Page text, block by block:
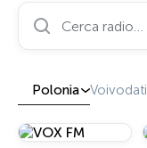
Cerca radio…
Polonia Voivodati